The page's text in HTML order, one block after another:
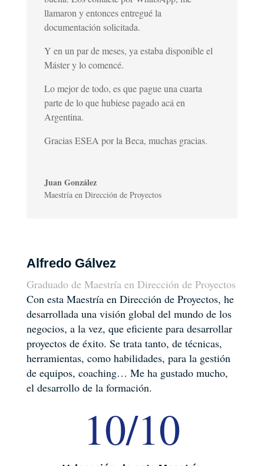
llamaron y entonces entregué la
documentación solicitada.
Y en un par de meses, ya estaba disponible el
Máster y lo comencé.
Lo mejor de todo, es que pague una cuarta
parte de lo que hubiese pagado acá en
Argentina.
Gracias ESEA por la Beca, muchas gracias.
Juan González
Maestría en Dirección de Proyectos
Alfredo Gálvez
Graduado de Maestría en Dirección de Proyectos
Con esta Maestría en Dirección de Proyectos, he
desarrollada una visión global del mundo de los
negocios, a la vez, que eficiente para desarrollar
proyectos de éxito. Se trata tanto, de técnicas,
herramientas, como habilidades, para la gestión
de equipos, coaching… Me ha gustado mucho,
el desarrollo de la formación.
10/10